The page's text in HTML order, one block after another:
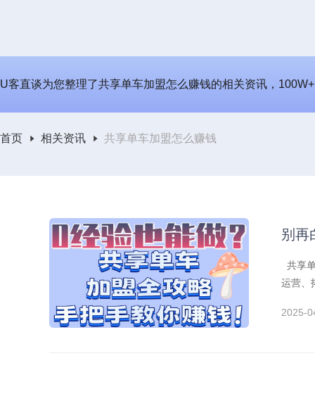
U客直谈为您整理了共享单车加盟怎么赚钱的相关资讯，
首页 相关资讯 共享单车加盟怎么赚钱
别再
共享
运营、
2025-